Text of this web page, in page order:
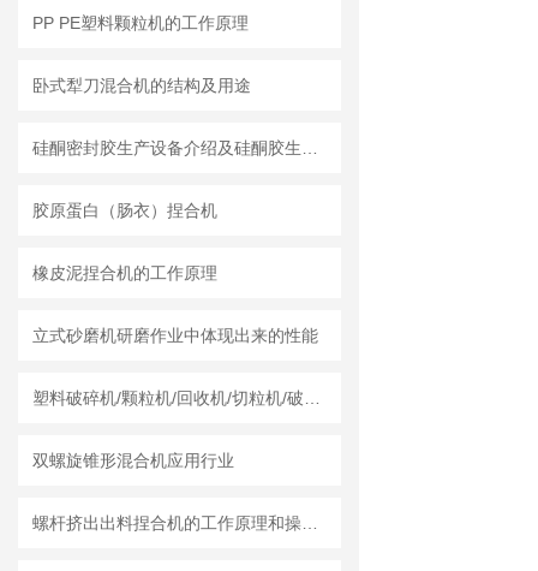
PP PE塑料颗粒机的工作原理
卧式犁刀混合机的结构及用途
胶原蛋白（肠衣）捏合机
橡皮泥捏合机的工作原理
立式砂磨机研磨作业中体现出来的性能
双螺旋锥形混合机应用行业